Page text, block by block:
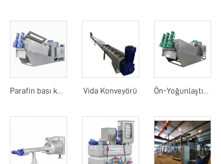
Parafin bası kurutucu Vida Konveyörü Ön-Yoğunlaştırma Şerit Çamur Su Ayırıcı